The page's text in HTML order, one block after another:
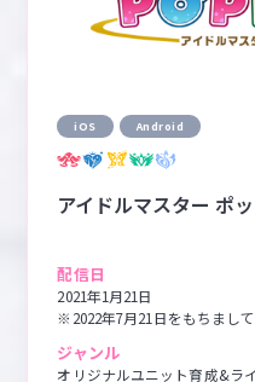
iOS Android
アイドルマスター ポ
配信日
2021年1月21日
※2022年7月21日をもちまし
ジャンル
オリジナルユニット育成&ラ